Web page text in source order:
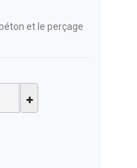
et le perçage